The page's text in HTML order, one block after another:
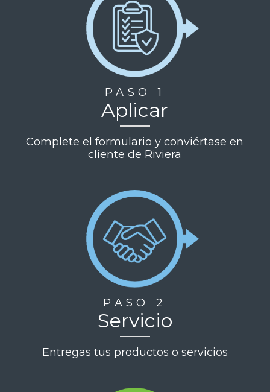
PASO 1
Aplicar
Complete el formulario y conviértase en
cliente de Riviera
PASO 2
Servicio
Entregas tus productos o servicios